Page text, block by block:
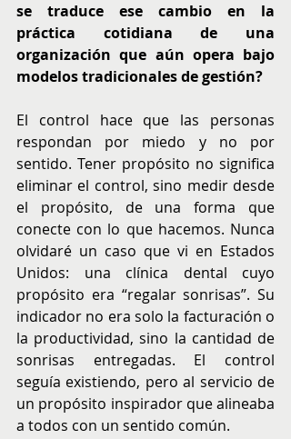
se traduce ese cambio en la
práctica cotidiana de una
organización que aún opera bajo
modelos tradicionales de gestión?
El control hace que las personas
respondan por miedo y no por
sentido. Tener propósito no significa
eliminar el control, sino medir desde
el propósito, de una forma que
conecte con lo que hacemos. Nunca
olvidaré un caso que vi en Estados
Unidos: una clínica dental cuyo
propósito era “regalar sonrisas”. Su
indicador no era solo la facturación o
la productividad, sino la cantidad de
sonrisas entregadas. El control
seguía existiendo, pero al servicio de
un propósito inspirador que alineaba
a todos con un sentido común.